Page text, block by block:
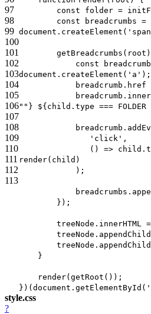
97
98
99
100
101
102
103
104
105
106
107
108
109
110
111
112
113
const folder =
const breadcrumbs =
document.createElement(
const
document.createElement( 'a' );
breadcrumb.href
"" } ${child.type === FOLDER
'click' ,
() =>
render(child)
);
});
treeNode.innerHTML =
}
render(getRoot());
})(document.getElementById(
style.css
?